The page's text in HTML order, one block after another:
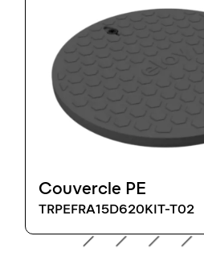
Couvercle PE
TRPEFRA15D620KIT-T02